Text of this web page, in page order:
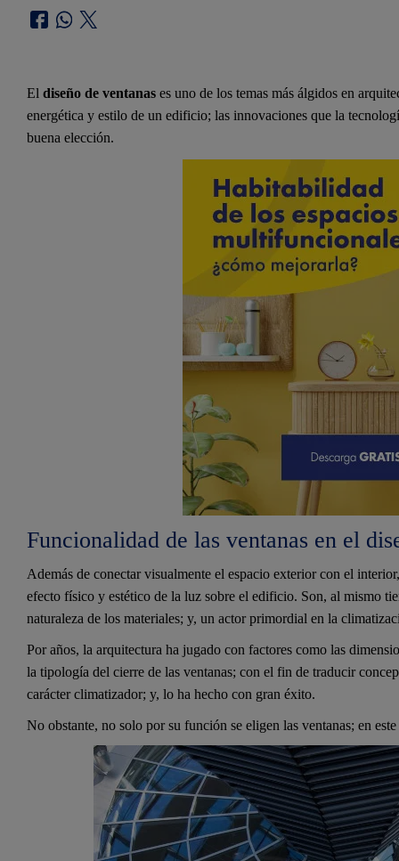
Eldiseño de ventanas es uno de los temas más álgidos en
energética y estilo de un edificio; las innovaciones que la
buena elección.
Funcionalidad de las ventanas en el
Además de conectar visualmente el espacio exterior con el
efecto físico y estético de la luz sobre el edificio. Son, al mismo
naturaleza de los materiales; y, un actor primordial en la
Por años, la arquitectura ha jugado con factores como las
la tipología del cierre de las ventanas; con el fin de traducir
carácter climatizador; y, lo ha hecho con gran éxito.
No obstante, no solo por su función se eligen las ventanas; en